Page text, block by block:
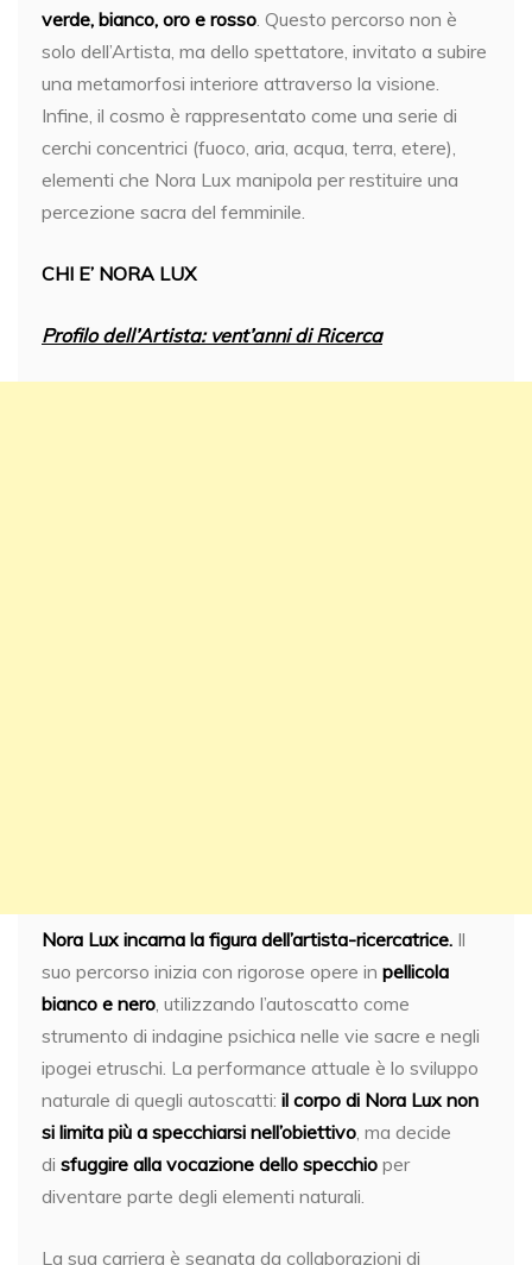
verde, bianco, oro e rosso . Questo percorso non è
solo dell’Artista, ma dello spettatore, invitato a subire
una metamorfosi interiore attraverso la visione.
Infine, il cosmo è rappresentato come una serie di
cerchi concentrici (fuoco, aria, acqua, terra, etere),
elementi che Nora Lux manipola per restituire una
percezione sacra del femminile.
CHI E’ NORA LUX
Profilo dell’Artista: vent’anni di Ricerca
Nora Lux incarna la figura dell’artista-ricercatrice. Il
suo percorso inizia con rigorose opere in pellicola
bianco e nero , utilizzando l’autoscatto come
strumento di indagine psichica nelle vie sacre e negli
ipogei etruschi. La performance attuale è lo sviluppo
naturale di quegli autoscatti: il corpo di Nora Lux non
si limita più a specchiarsi nell’obiettivo , ma decide
di sfuggire alla vocazione dello specchio per
diventare parte degli elementi naturali.
La sua carriera è segnata da collaborazioni di